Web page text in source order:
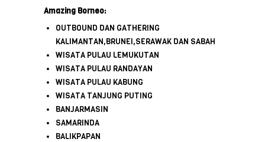
Amazing Borneo:
OUTBOUND DAN GATHERING
KALIMANTAN,BRUNEI,SERAWAK DAN SABAH
WISATA PULAU LEMUKUTAN
WISATA PULAU RANDAYAN
WISATA PULAU KABUNG
WISATA TANJUNG PUTING
BANJARMASIN
SAMARINDA
BALIKPAPAN